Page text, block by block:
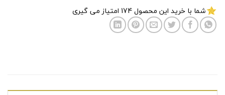
شما با خرید این محصول174 امتیاز می گیری